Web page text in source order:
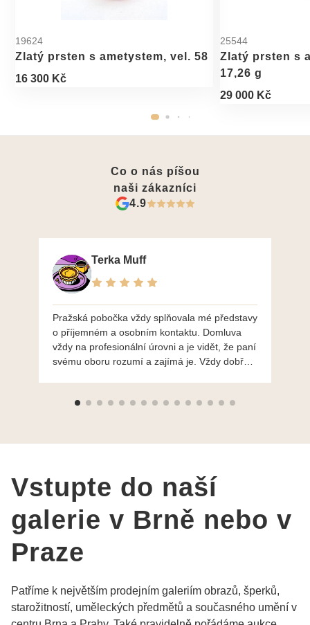
19624
Zlatý prsten s ametystem, vel. 58
16 300 Kč
25544
Zlatý prsten s
17,26 g
29 000 Kč
Co o nás píšou
naši zákazníci
4.9
Terka Muff
Pražská pobočka vždy splňovala mé představy
o příjemném a osobním kontaktu. Domluva
vždy na profesionální úrovni a je vidět, že paní
svému oboru rozumí a zajímá je. Vždy dobře a
výběru, jak už bylo napsáno - na požádání
Vstupte do naší
galerie v Brně nebo v
Praze
Patříme k největším prodejním galeriím obrazů, šperků,
starožitností, uměleckých předmětů a současného umění v